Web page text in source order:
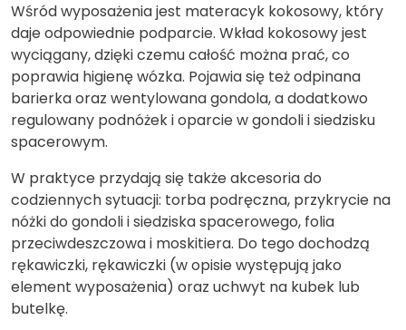
Wśród wyposażenia jest materacyk kokosowy, który
daje odpowiednie podparcie. Wkład kokosowy jest
wyciągany, dzięki czemu całość można prać, co
poprawia higienę wózka. Pojawia się też odpinana
barierka oraz wentylowana gondola, a dodatkowo
regulowany podnóżek i oparcie w gondoli i siedzisku
spacerowym.
W praktyce przydają się także akcesoria do
codziennych sytuacji: torba podręczna, przykrycie na
nóżki do gondoli i siedziska spacerowego, folia
przeciwdeszczowa i moskitiera. Do tego dochodzą
rękawiczki, rękawiczki (w opisie występują jako
element wyposażenia) oraz uchwyt na kubek lub
butelkę.